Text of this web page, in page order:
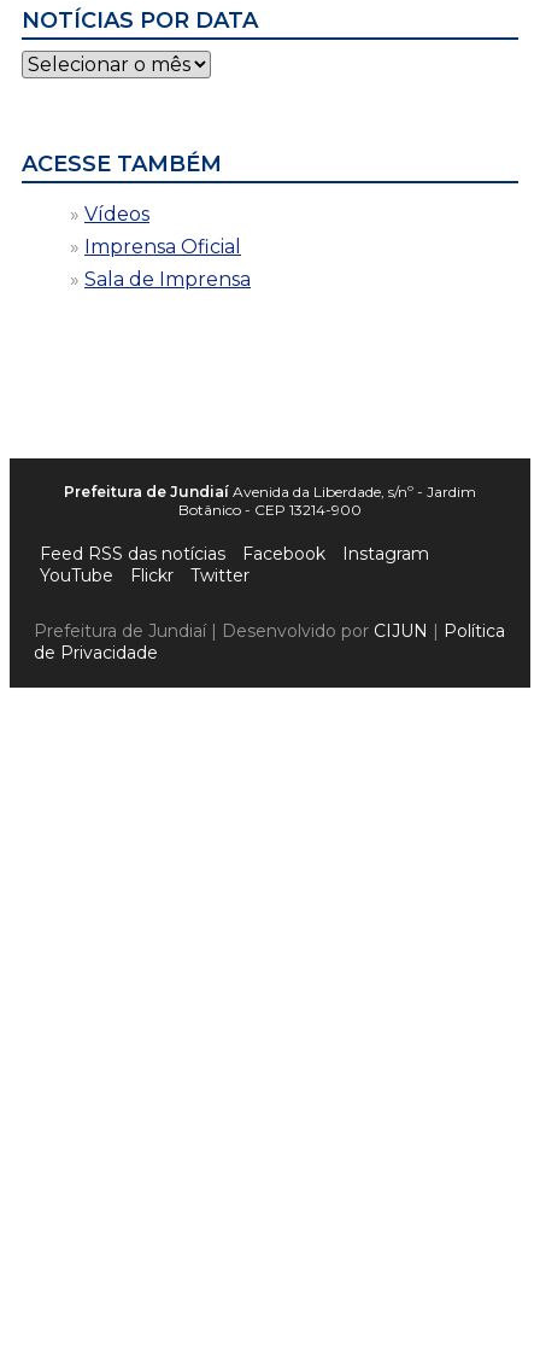
NOTÍCIAS POR DATA
Notícias
por
ACESSE TAMBÉM
Vídeos
Imprensa Oficial
Sala de Imprensa
Prefeitura de Jundiaí Avenida da Liberdade, s/nº - Jardim
Botânico - CEP 13214-900
Feed RSS das notícias Facebook
Instagram
YouTube
Flickr Twitter
Prefeitura de Jundiaí | Desenvolvido por CIJUN | Política
de Privacidade